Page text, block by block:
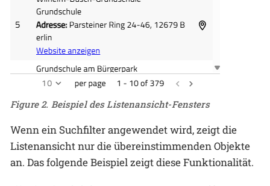
Figure 2. Beispiel des Listenansicht-Fensters
Wenn ein Suchfilter angewendet wird, zeigt die
Listenansicht nur die übereinstimmenden Objekte
an. Das folgende Beispiel zeigt diese Funktionalität.